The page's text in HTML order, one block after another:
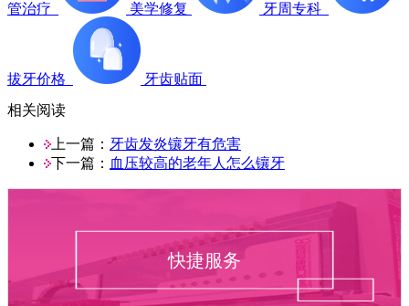
管治疗 美学修复 牙周专科
拔牙价格
牙齿贴面
相关阅读
上一篇： 牙齿发炎镶牙有危害
下一篇： 血压较高的老年人怎么镶牙
快捷服务